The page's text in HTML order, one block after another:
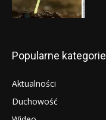
Popularne kategorie
Aktualności
Duchowość